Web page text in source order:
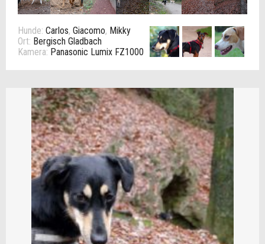
Hunde: Carlos, Giacomo, Mikky
Ort: Bergisch Gladbach
Kamera: Panasonic Lumix FZ1000